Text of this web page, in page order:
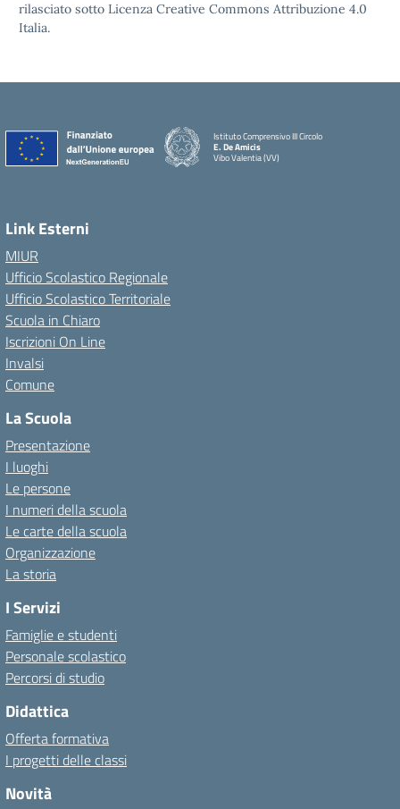
rilasciato sotto Licenza Creative Commons Attribuzione 4.0
Italia.
Istituto Comprensivo III Circolo
E. De Amicis
Vibo Valentia (VV)
Link Esterni
MIUR
Ufficio Scolastico Regionale
Ufficio Scolastico Territoriale
Scuola in Chiaro
Iscrizioni On Line
Invalsi
Comune
La Scuola
Presentazione
I luoghi
Le persone
I numeri della scuola
Le carte della scuola
Organizzazione
La storia
I Servizi
Famiglie e studenti
Personale scolastico
Percorsi di studio
Didattica
Offerta formativa
I progetti delle classi
Novità